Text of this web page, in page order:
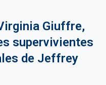
Giuffre,
supervivientes
de Jeffrey